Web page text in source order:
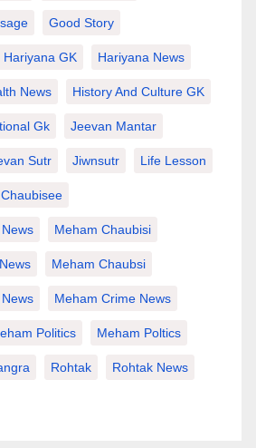
Good Story
Hariyana GK Hariyana News
News History And Culture GK
Gk Jeevan Mantar
Sutr Jiwnsutr Life Lesson
Meham Chaubisi
Meham Chaubsi
Meham Crime News
Politics Meham Poltics
Rohtak Rohtak News